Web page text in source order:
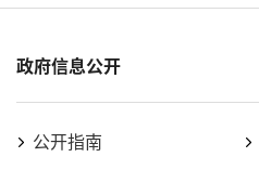
政府信息公开
公开指南